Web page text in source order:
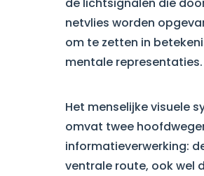
netvlies worden
om te zetten in
mentale representaties.
Het menselijke visuele
omvat twee
informatieverwerking:
ventrale route, ook wel